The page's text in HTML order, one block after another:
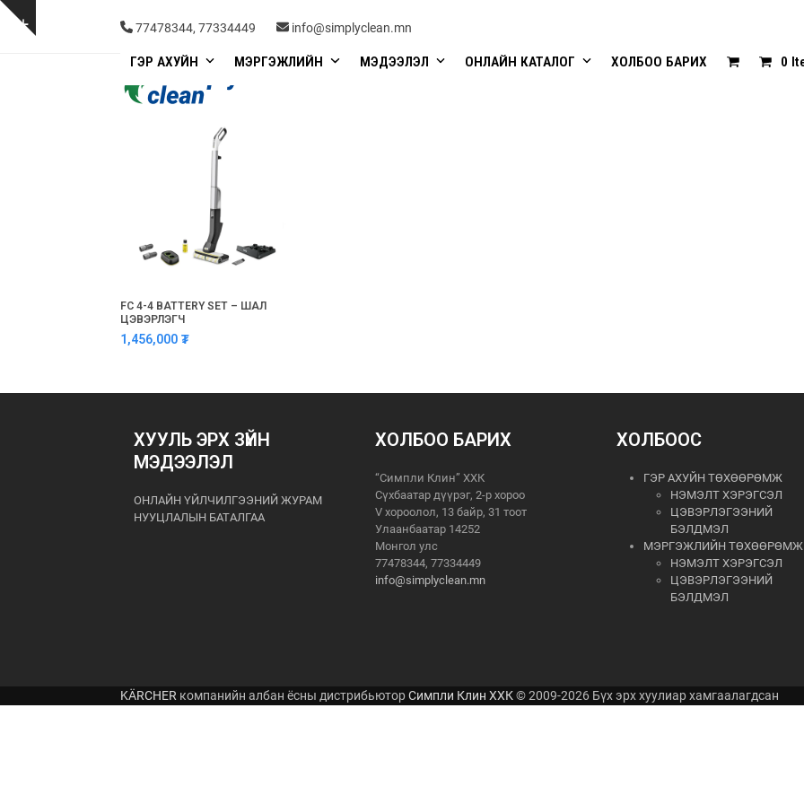
Skip
Show
77478344, 77334449 info@simplyclean.mn
ГЭР АХУЙН МЭРГЭЖЛИЙН МЭДЭЭЛЭЛ ОНЛАЙН КАТАЛОГ ХОЛБОО БАРИХ 0
FC 4-4 BATTERY SET – ШАЛ
ЦЭВЭРЛЭГЧ
1,456,000₮
ХУУЛЬ ЭРХ ЗҮЙН
МЭДЭЭЛЭЛ
ОНЛАЙН ҮЙЛЧИЛГЭЭНИЙ ЖУРАМ
НУУЦЛАЛЫН БАТАЛГАА
ХОЛБОО БАРИХ
“Симпли Клин” ХХК
Сүхбаатар дүүрэг, 2-р хороо
V хороолол, 13 байр, 31 тоот
Улаанбаатар 14252
Монгол улс
77478344, 77334449
info@simplyclean.mn
ХОЛБООС
ГЭР АХУЙН ТӨХӨӨРӨМЖ
НЭМЭЛТ ХЭРЭГСЭЛ
ЦЭВЭРЛЭГЭЭНИЙ
БЭЛДМЭЛ
МЭРГЭЖЛИЙН ТӨХӨӨРӨМЖ
НЭМЭЛТ ХЭРЭГСЭЛ
ЦЭВЭРЛЭГЭЭНИЙ
БЭЛДМЭЛ
KÄRCHER компанийн албан ёсны дистрибьюторСимпли Клин ХХК© 2009-2026 Бүх эрх хуулиар хамгаалагдсан